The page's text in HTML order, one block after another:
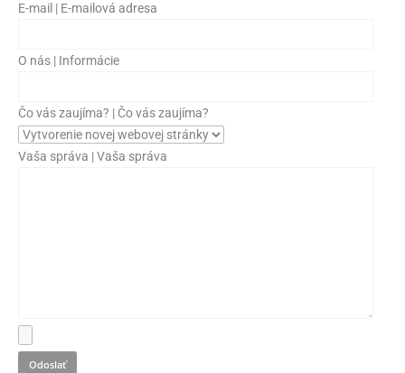
E-mail | E-mailová adresa
O nás | Informácie
Čo vás zaujíma? | Čo vás zaujíma?
Vaša správa | Vaša správa